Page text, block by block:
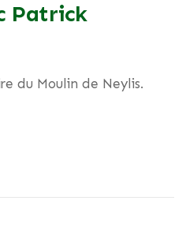
Patrick
du Moulin de Neylis.